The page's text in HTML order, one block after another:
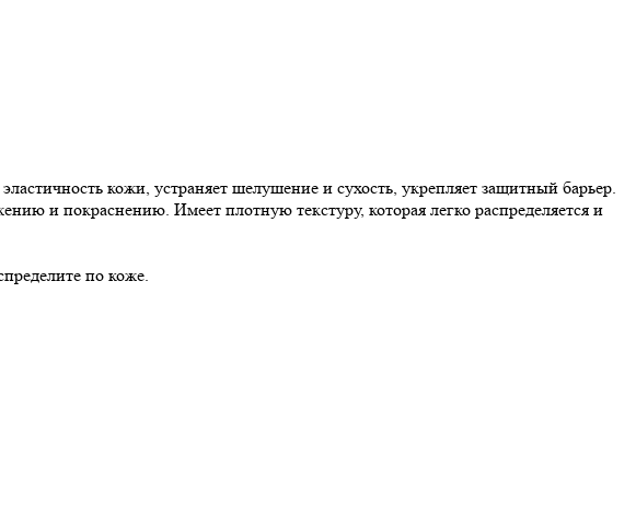
кожи, устраняет шелушение и сухость, укрепляет защитный барьер.
и покраснению. Имеет плотную текстуру, которая легко распределяется и
по коже.